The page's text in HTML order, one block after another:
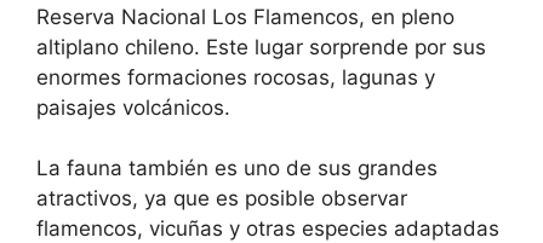
Reserva Nacional Los Flamencos, en pleno
altiplano chileno. Este lugar sorprende por sus
enormes formaciones rocosas, lagunas y
paisajes volcánicos.
La fauna también es uno de sus grandes
atractivos, ya que es posible observar
flamencos, vicuñas y otras especies adaptadas